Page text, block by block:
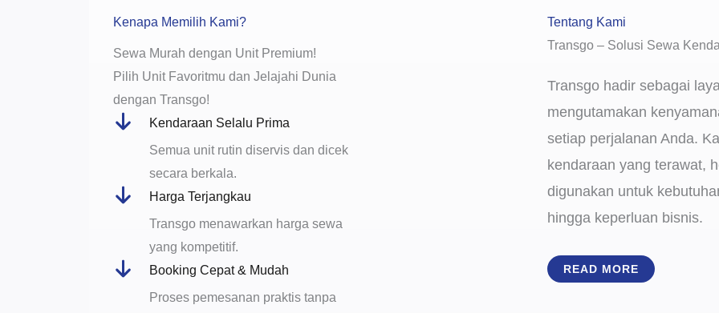
Kenapa Memilih Kami?
Sewa Murah dengan Unit Premium!
Pilih Unit Favoritmu dan Jelajahi Dunia
dengan Transgo!
Kendaraan Selalu Prima
Semua unit rutin diservis dan dicek
secara berkala.
Harga Terjangkau
Transgo menawarkan harga sewa
yang kompetitif.
Booking Cepat & Mudah
Proses pemesanan praktis tanpa
Tentang Kami
Transgo – Solusi Sewa
Transgo hadir sebagai
mengutamakan
setiap perjalanan Anda.
kendaraan yang terawat,
digunakan untuk
hingga keperluan bisnis.
READ MORE